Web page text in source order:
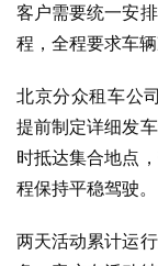
客户需要统一安
程，全程要求车
北京分众租车公
提前制定详细发
时抵达集合地点
程保持平稳驾驶。
两天活动累计运